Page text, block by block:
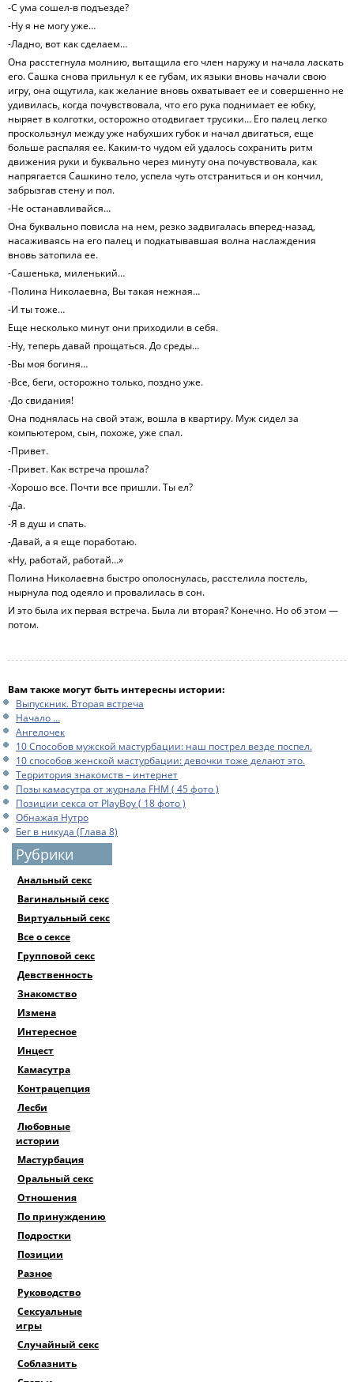
-С ума сошел-в подъезде?
-Ну я не могу уже…
-Ладно, вот как сделаем…
Она расстегнула молнию, вытащила его член наружу и начала ласкать
его. Сашка снова прильнул к ее губам, их языки вновь начали свою
игру, она ощутила, как желание вновь охватывает ее и совершенно не
удивилась, когда почувствовала, что его рука поднимает ее юбку,
ныряет в колготки, осторожно отодвигает трусики… Его палец легко
проскользнул между уже набухших губок и начал двигаться, еще
больше распаляя ее. Каким-то чудом ей удалось сохранить ритм
движения руки и буквально через минуту она почувствовала, как
напрягается Сашкино тело, успела чуть отстраниться и он кончил,
забрызгав стену и пол.
-Не останавливайся…
Она буквально повисла на нем, резко задвигалась вперед-назад,
насаживаясь на его палец и подкатывавшая волна наслаждения
вновь затопила ее.
-Сашенька, миленький…
-Полина Николаевна, Вы такая нежная…
-И ты тоже…
Еще несколько минут они приходили в себя.
-Ну, теперь давай прощаться. До среды…
-Вы моя богиня…
-Все, беги, осторожно только, поздно уже.
-До свидания!
Она поднялась на свой этаж, вошла в квартиру. Муж сидел за
компьютером, сын, похоже, уже спал.
-Привет.
-Привет. Как встреча прошла?
-Хорошо все. Почти все пришли. Ты ел?
-Да.
-Я в душ и спать.
-Давай, а я еще поработаю.
«Ну, работай, работай…»
Полина Николаевна быстро ополоснулась, расстелила постель,
нырнула под одеяло и провалилась в сон.
И это была их первая встреча. Была ли вторая? Конечно. Но об этом —
потом.
Вам также могут быть интересны истории:
Выпускник. Вторая встреча
Начало …
Ангелочек
10 Способов мужской мастурбации: наш пострел везде поспел.
10 способов женской мастурбации: девочки тоже делают это.
Территория знакомств – интернет
Позы камасутра от журнала FHM ( 45 фото )
Позиции секса от PlayBoy ( 18 фото )
Обнажая Нутро
Бег в никуда (Глава 8)
Рубрики
Анальный секс
Вагинальный секс
Виртуальный секс
Все о сексе
Групповой секс
Девственность
Знакомство
Измена
Интересное
Инцест
Камасутра
Контрацепция
Лесби
Любовные
истории
Мастурбация
Оральный секс
Отношения
По принуждению
Подростки
Позиции
Разное
Руководство
Сексуальные
игры
Случайный секс
Соблазнить